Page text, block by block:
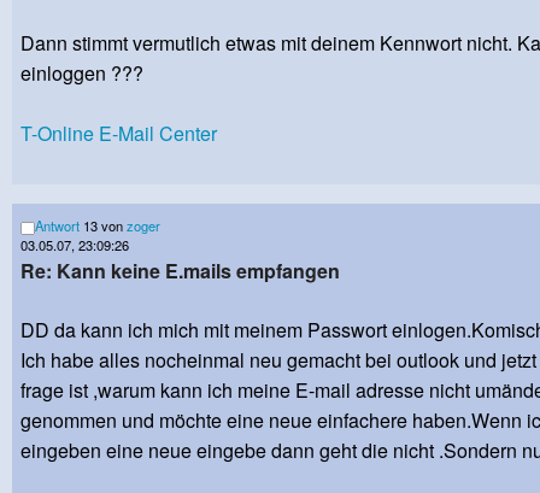
Dann stimmt vermutlich etwas mit deinem Kennwort nicht.
einloggen ???
T-Online E-Mail Center
Antwort 13 vonzoger
03.05.07, 23:09:26
Re: Kann keine E.mails empfangen
DD da kann ich mich mit meinem Passwort
Ich habe alles nocheinmal neu gemacht bei outlook und
frage ist ,warum kann ich meine E-mail adresse nicht
genommen und möchte eine neue einfachere haben.Wenn
eingeben eine neue eingebe dann geht die nicht .Sondern